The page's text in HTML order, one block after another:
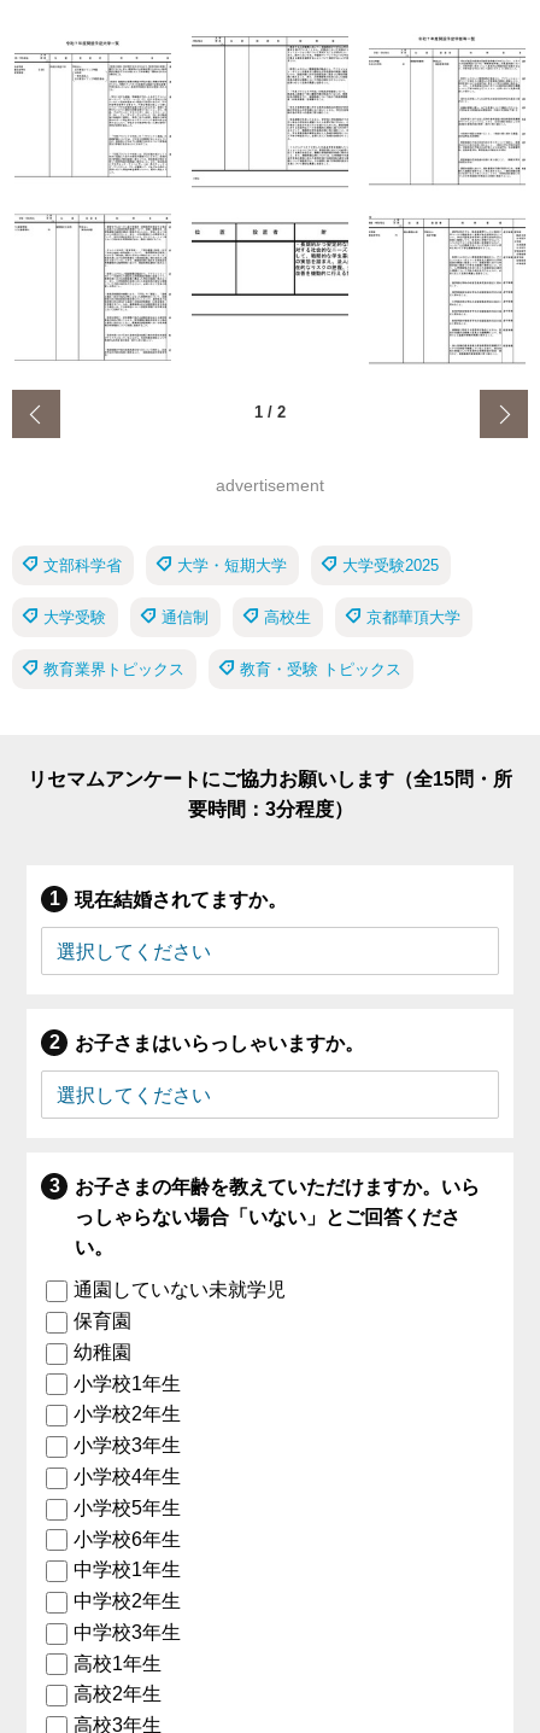
1 / 2
advertisement
文部科学省 大学・短期大学 大学受験2025
大学受験 通信制 高校生 京都華頂大学
教育業界トピックス 教育・受験 トピックス
リセマムアンケートにご協力お願いします（全15問・所
要時間：3分程度）
現在結婚されてますか。
お子さまはいらっしゃいますか。
お子さまの年齢を教えていただけますか。いら
っしゃらない場合「いない」とご回答くださ
い。
通園していない未就学児
保育園
幼稚園
小学校1年生
小学校2年生
小学校3年生
小学校4年生
小学校5年生
小学校6年生
中学校1年生
中学校2年生
中学校3年生
高校1年生
高校2年生
高校3年生